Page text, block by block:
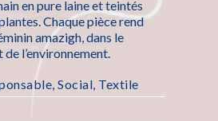
en pure laine et teintés
Chaque pièce rend
amazigh, dans le
l’environnement.
,Social, Textile